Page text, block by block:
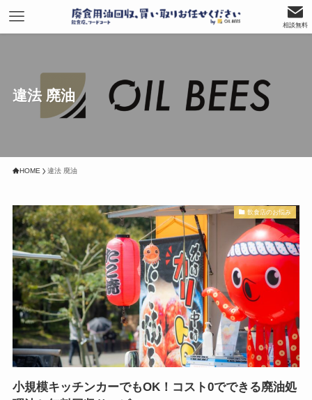
相談無料
違法 廃油
HOME 違法 廃油
飲食店のお悩み
小規模キッチンカーでもOK！コスト0でできる廃油処